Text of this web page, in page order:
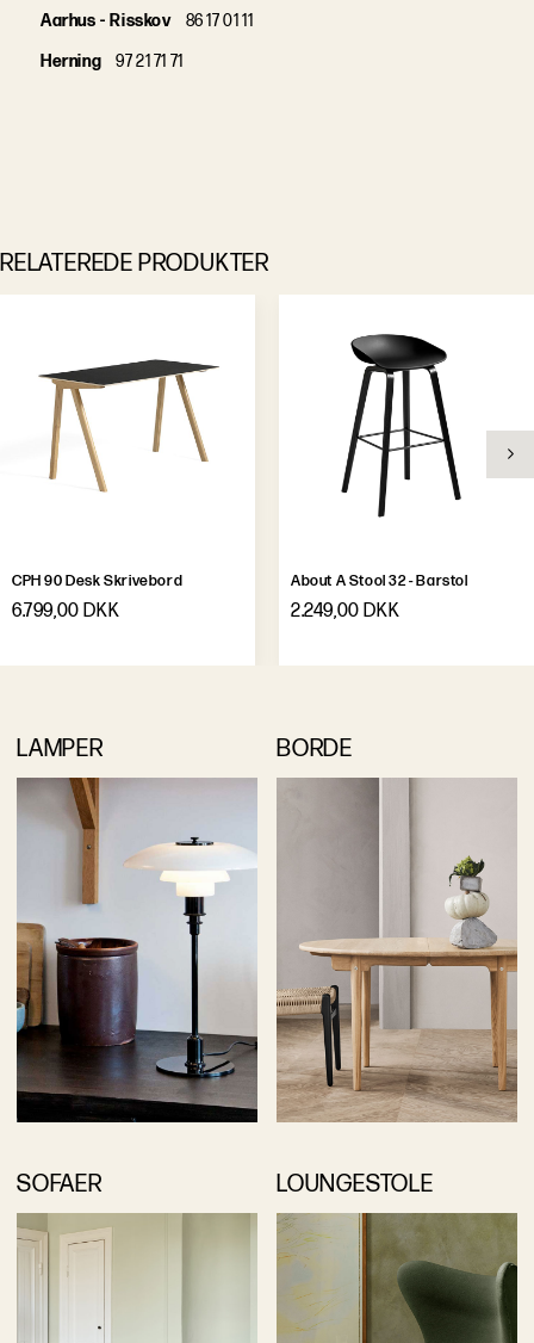
Aarhus - Risskov
86 17 01 11
Herning
97 21 71 71
RELATEREDE PRODUKTER
CPH 90 Desk Skrivebord
6.799,00 DKK
About A Stool 32 - Barstol
2.249,00 DKK
LAMPER BORDE
SOFAER LOUNGESTOLE